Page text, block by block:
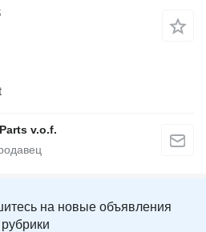
v.o.f.
на новые объявления